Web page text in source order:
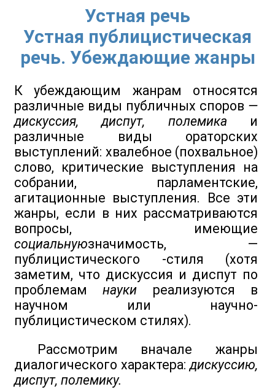
Устная речь
Устная публицистическая
речь. Убеждающие жанры
К убеждающим жанрам относятся
различные виды публичных споров —
дискуссия, диспут, полемика и
различные виды ораторских
выступлений: хвалебное (похвальное)
слово, критические выступления на
собрании, парламентские,
агитационные выступления. Все эти
жанры, если в них рассматриваются
вопросы, имеющие
социальнуюзначимость, —
публицистического -стиля (хотя
заметим, что дискуссия и диспут по
проблемамнауки реализуются в
научном или научно-
публицистическом стилях).
Рассмотрим вначале жанры
диалогического характера:дискуссию,
диспут, полемику.